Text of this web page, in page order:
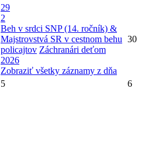
29
2
Beh v srdci SNP (14. ročník) &
Majstrovstvá SR v cestnom behu
policajtov Záchranári deťom
2026
Zobraziť všetky záznamy z dňa
30
5 6